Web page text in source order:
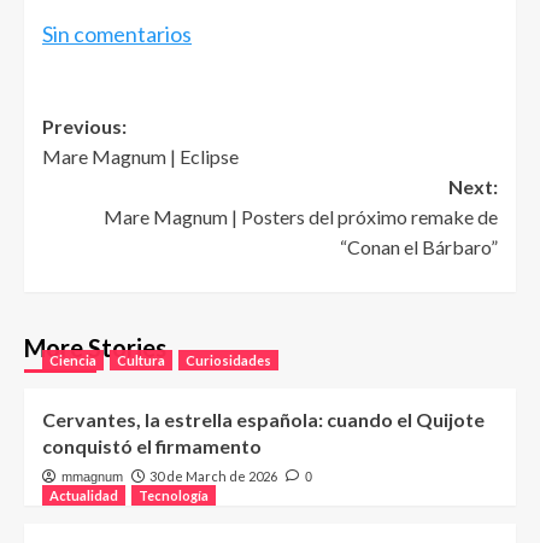
Sin comentarios
Post
navigation
Previous:
Mare Magnum | Eclipse
Next:
Mare Magnum | Posters del próximo remake de
“Conan el Bárbaro”
More Stories
Ciencia Cultura Curiosidades
Cervantes, la estrella española: cuando el Quijote
conquistó el firmamento
mmagnum 30 de March de 2026 0
Actualidad Tecnología